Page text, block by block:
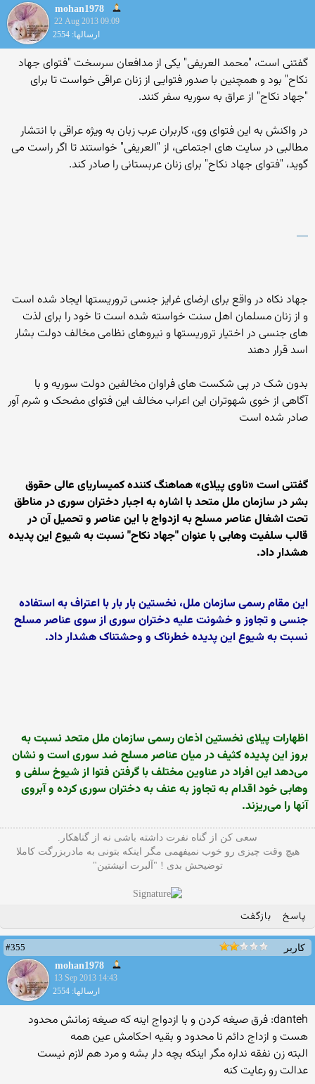
mohan1978
22 Aug 2013 09:09
ارسالها: 2554
گفتنی است،‌ "محمد العریفی"‌ یکی از مدافعان سرسخت "فتوای جهاد
نکاح" بود و همچنین با صدور فتوایی از زنان عراقی خواست تا برای
"جهاد نکاح" از عراق به سوریه سفر کنند.
در واکنش به این فتوای وی، کاربران عرب زبان به ویژه عراقی با انتشار
مطالبی در سایت های اجتماعی، از "العریفی"‌ خواستند تا اگر راست می
گوید،‌ "فتوای جهاد نکاح" برای زنان عربستانی را صادر کند.
جهاد نکاه در واقع برای ارضای غرایز جنسی تروریستها ایجاد شده است
و از زنان مسلمان اهل سنت خواسته شده است تا خود را برای لذت
های جنسی در اختیار تروریستها و نیروهای نظامی مخالف دولت بشار
اسد قرار دهند
بدون شک در پی شکست های فراوان مخالفین دولت سوریه و با
آگاهی از خوی شهوتران این اعراب مخالف این فتوای مضحک و شرم آور
صادر شده است
گفتنی است «ناوی پیلای» هماهنگ کننده کمیساریای عالی حقوق
بشر در سازمان ملل متحد با اشاره به اجبار دختران سوری در مناطق
تحت اشغال عناصر مسلح به ازدواج با این عناصر و تحمیل آن در
قالب سلفیت وهابی با عنوان "جهاد نکاح" نسبت به شیوع این پدیده
هشدار داد.
این مقام رسمی سازمان ملل، نخستین بار بار با اعتراف به استفاده
جنسی و تجاوز و خشونت علیه دختران سوری از سوی عناصر مسلح
نسبت به شیوع این پدیده خطرناک و وحشتناک هشدار داد.
اظهارات پیلای نخستین اذعان رسمی سازمان ملل متحد نسبت به
بروز این پدیده کثیف در میان عناصر مسلح ضد سوری است و نشان
می‌دهد این افراد در عناوین مختلف با گرفتن فتوا از شیوخ سلفی و
وهابی خود اقدام به تجاوز به عنف به دختران سوری کرده و آبروی
آنها را می‌ریزند.
سعی کن از گناه نفرت داشته باشی نه از گناهکار.
هیچ وقت چیزی رو خوب نمیفهمی مگر اینکه بتونی به مادربزرگت کاملا
توضیحش بدی ! "آلبرت انیشتین"
پاسخ بازگفت
کاربر
#355
mohan1978
13 Sep 2013 14:43
ارسالها: 2554
danteh: فرق صیغه کردن و با ازدواج اینه که صیغه زمانش محدود
هست و ازداج دائم نا محدود و بقیه احکامش عین همه
البته زن نفقه نداره مگر اینکه بچه دار بشه و مرد هم لازم نیست
عدالت رو رعایت کنه